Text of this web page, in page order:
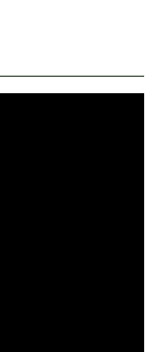
りますので
お願い申し上